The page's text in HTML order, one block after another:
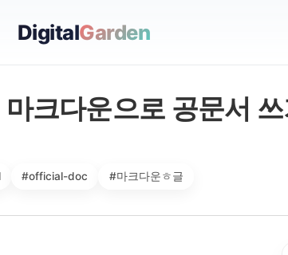
DigitalGarden
크다운으로 공문서 쓰
#official-doc #마크다운ㅎ글